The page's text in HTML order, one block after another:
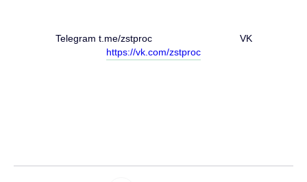
Telegram t.me/zstproc VK
https://vk.com/zstproc